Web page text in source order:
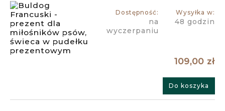
Dostępność:
na
wyczerpaniu
Wysyłka w:
48 godzin
109,00 zł
Do koszyka